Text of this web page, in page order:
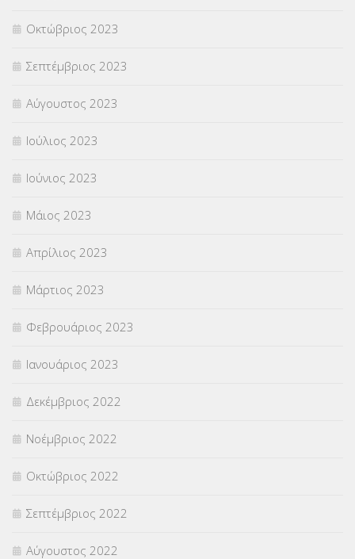
Οκτώβριος 2023
Σεπτέμβριος 2023
Αύγουστος 2023
Ιούλιος 2023
Ιούνιος 2023
Μάιος 2023
Απρίλιος 2023
Μάρτιος 2023
Φεβρουάριος 2023
Ιανουάριος 2023
Δεκέμβριος 2022
Νοέμβριος 2022
Οκτώβριος 2022
Σεπτέμβριος 2022
Αύγουστος 2022